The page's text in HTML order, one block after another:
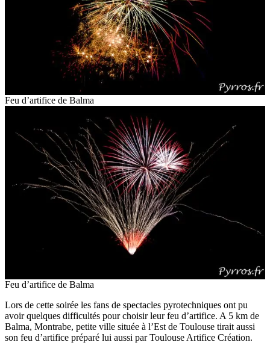
Feu d’artifice de Balma
Feu d’artifice de Balma
Lors de cette soirée les fans de spectacles pyrotechniques ont pu
avoir quelques difficultés pour choisir leur feu d’artifice. A 5 km de
Balma, Montrabe, petite ville située à l’Est de Toulouse tirait aussi
son feu d’artifice préparé lui aussi par Toulouse Artifice Création.